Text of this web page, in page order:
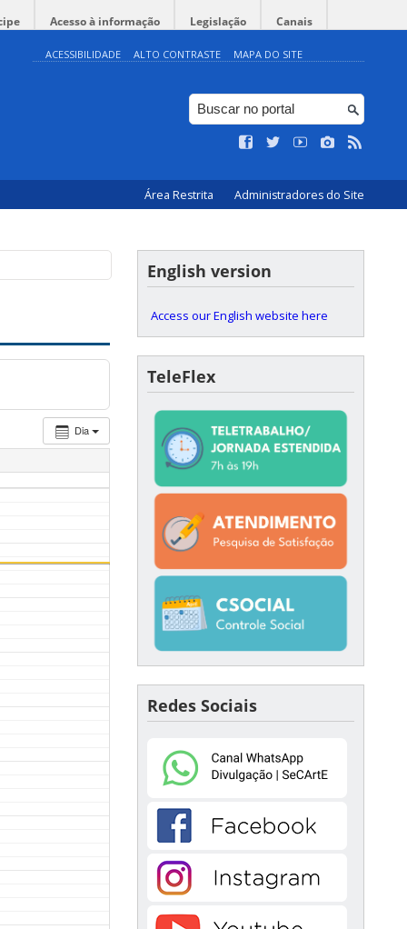
Acesso à informação Legislação Canais
ACESSIBILIDADE ALTO CONTRASTE MAPA DO SITE
Área Restrita Administradores do Site
Dia
English version
Access our English website here
TeleFlex
Redes Sociais